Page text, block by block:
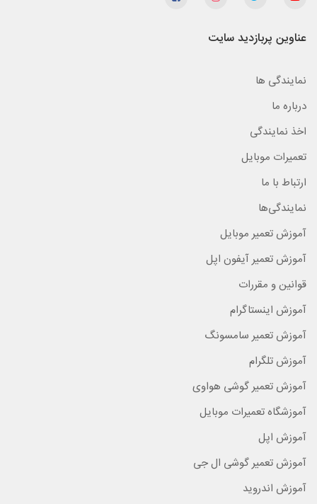
عناوین پربازدید سایت
نمایندگی ها
درباره ما
اخذ نمایندگی
تعمیرات موبایل
ارتباط با ما
نمایندگی‌ها
آموزش تعمیر موبایل
آموزش تعمیر آیفون اپل
قوانین و مقررات
آموزش اینستاگرام
آموزش تعمیر سامسونگ
آموزش تلگرام
آموزش تعمیر گوشی هواوی
آموزشگاه تعمیرات موبایل
آموزش اپل
آموزش تعمیر گوشی ال جی
آموزش اندروید